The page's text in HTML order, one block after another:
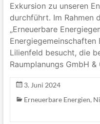
Exkursion zu unseren
durchführt. Im Rahmen
„Erneuerbare
Energiegemeinschaften
Lilienfeld besucht, die
Raumplanungs GmbH &
3. Juni 2024
Erneuerbare Energien,